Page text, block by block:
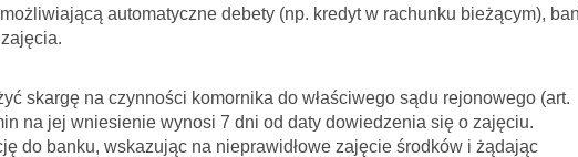
automatyczne debety (np. kredyt w rachunku bieżącym),
skargę na czynności komornika do właściwego sądu rejonowego (art.
na jej wniesienie wynosi 7 dni od daty dowiedzenia się o zajęciu.
do banku, wskazując na nieprawidłowe zajęcie środków i żądając